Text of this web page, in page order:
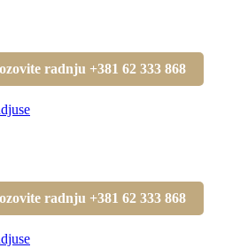
radnju +381 62 333 868
radnju +381 62 333 868